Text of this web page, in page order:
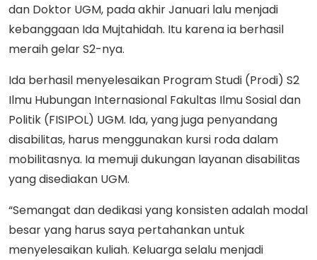
dan Doktor UGM, pada akhir Januari lalu menjadi
kebanggaan Ida Mujtahidah. Itu karena ia berhasil
meraih gelar S2-nya.
Ida berhasil menyelesaikan Program Studi (Prodi) S2
Ilmu Hubungan Internasional Fakultas Ilmu Sosial dan
Politik (FISIPOL) UGM. Ida, yang juga penyandang
disabilitas, harus menggunakan kursi roda dalam
mobilitasnya. Ia memuji dukungan layanan disabilitas
yang disediakan UGM.
“Semangat dan dedikasi yang konsisten adalah modal
besar yang harus saya pertahankan untuk
menyelesaikan kuliah. Keluarga selalu menjadi